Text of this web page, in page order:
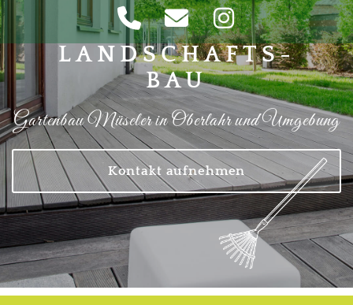
LANDSCHAFTS-
BAU
Gartenbau Müseler in Oberlahr und Umgebung
Kontakt aufnehmen